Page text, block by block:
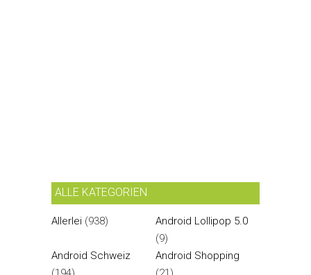
ALLE KATEGORIEN
Allerlei (938)
Android Lollipop 5.0
(9)
Android Schweiz
Android Shopping